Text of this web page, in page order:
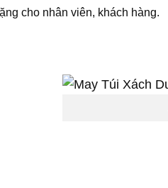
cho nhân viên, khách hàng.